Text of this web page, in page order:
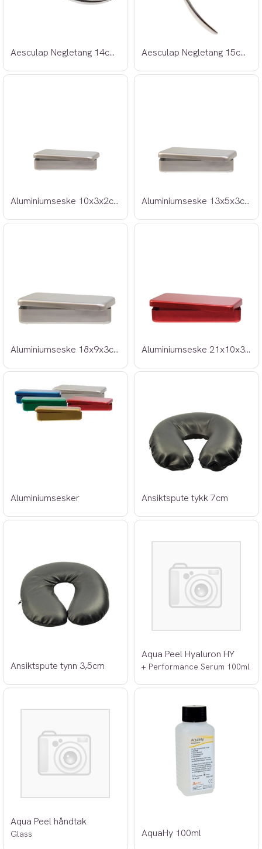
Aesculap Negletang 14cm tverr Aesculap Negletang 15cm rett
Aluminiumseske 10x3x2cm grå Aluminiumseske 13x5x3cm grå
Aluminiumseske 18x9x3cm grå Aluminiumseske 21x10x3cm rød
Aluminiumsesker Ansiktspute tykk 7cm
Ansiktspute tynn 3,5cm
Aqua Peel Hyaluron HY
+ Performance Serum 100ml
Aqua Peel håndtak
Glass AquaHy 100ml